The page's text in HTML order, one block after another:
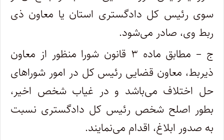
سوی رئیس کل دادگستری استان یا معاون ذی
ربط وی، صادر می‌شود.
ج – مطابق ماده ۳ قانون شورا منظور از معاون
ذیربط، معاون قضایی رئیس کل در امور شوراهای
حل اختلاف می‌باشد و در غیاب شخص اخیر،
بطور اصلح شخص رئیس کل دادگستری نسبت
به صدور ابلاغ، اقدام می‌نمایند.